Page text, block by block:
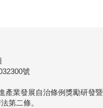
號
產業發展自治條例獎勵研發
第二條。